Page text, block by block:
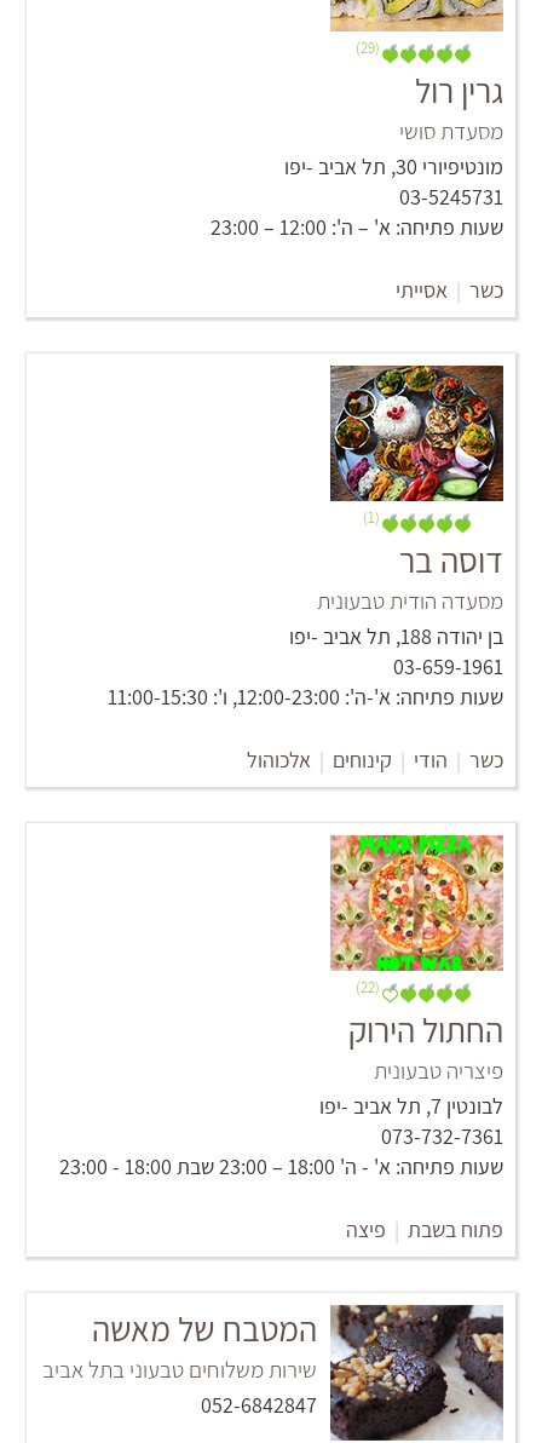
(29)
גרין רול
מסעדת סושי
מונטיפיורי 30, תל אביב -יפו
03-5245731
שעות פתיחה: א' – ה': 12:00 – 23:00
כשר | אסייתי
(1)
דוסה בר
מסעדה הודית טבעונית
‏בן יהודה 188‏, תל אביב -יפו
03-659-1961
שעות פתיחה: א'-ה': 12:00-23:00, ו': 11:00-15:30
כשר | הודי | קינוחים | אלכוהול
(22)
החתול הירוק
פיצריה טבעונית
לבונטין 7, תל אביב -יפו
073-732-7361
שעות פתיחה: א' - ה' 18:00 – 23:00 שבת 18:00 - 23:00
פתוח בשבת | פיצה
המטבח של מאשה
שירות משלוחים טבעוני בתל אביב
052-6842847